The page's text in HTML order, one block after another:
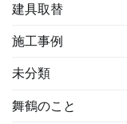
建具取替
施工事例
未分類
舞鶴のこと